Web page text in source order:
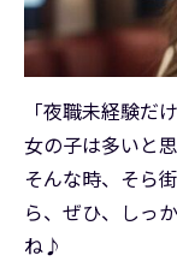
「夜職未経験だ
女の子は多いと
そんな時、そら
ら、ぜひ、しっ
ね♪